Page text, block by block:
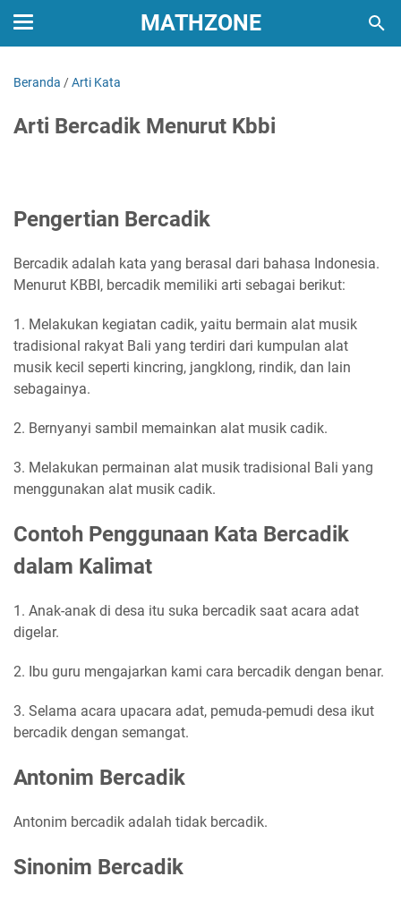
MATHZONE
Beranda /Arti Kata
Arti Bercadik Menurut Kbbi
Pengertian Bercadik
Bercadik adalah kata yang berasal dari bahasa Indonesia.
Menurut KBBI, bercadik memiliki arti sebagai berikut:
1. Melakukan kegiatan cadik, yaitu bermain alat musik
tradisional rakyat Bali yang terdiri dari kumpulan alat
musik kecil seperti kincring, jangklong, rindik, dan lain
sebagainya.
2. Bernyanyi sambil memainkan alat musik cadik.
3. Melakukan permainan alat musik tradisional Bali yang
menggunakan alat musik cadik.
Contoh Penggunaan Kata Bercadik
dalam Kalimat
1. Anak-anak di desa itu suka bercadik saat acara adat
digelar.
2. Ibu guru mengajarkan kami cara bercadik dengan benar.
3. Selama acara upacara adat, pemuda-pemudi desa ikut
bercadik dengan semangat.
Antonim Bercadik
Antonim bercadik adalah tidak bercadik.
Sinonim Bercadik